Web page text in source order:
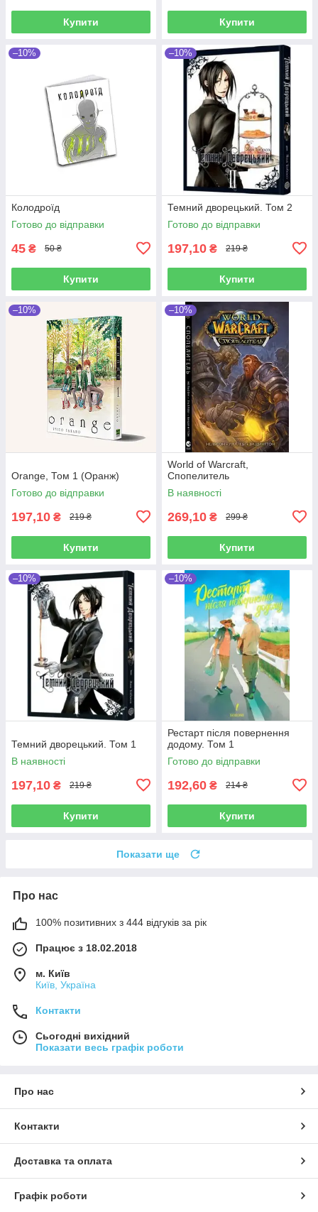
Купити Купити
–10%
Колодроїд
Готово до відправки
45 ₴ 50 ₴
Купити
–10%
Темний дворецький. Том 2
Готово до відправки
197,10 ₴ 219 ₴
Купити
–10%
Orange, Том 1 (Оранж)
Готово до відправки
197,10 ₴ 219 ₴
Купити
–10%
World of Warcraft,
Cпопелитель
В наявності
269,10 ₴ 299 ₴
Купити
–10%
Темний дворецький. Том 1
В наявності
197,10 ₴ 219 ₴
Купити
–10%
Рестарт після повернення
додому. Том 1
Готово до відправки
192,60 ₴ 214 ₴
Купити
Показати ще
Про нас
100% позитивних з 444 відгуків за рік
Працює з 18.02.2018
м. Київ
Київ, Україна
Контакти
Сьогодні вихідний
Показати весь графік роботи
Про нас
Контакти
Доставка та оплата
Графік роботи